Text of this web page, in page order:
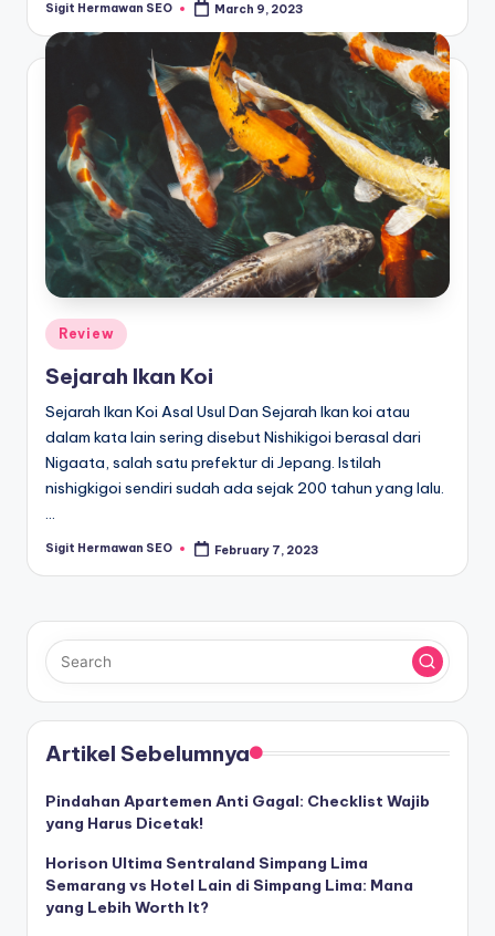
Posted
Sigit Hermawan SEO March 9, 2023
Posted
in
Review
Sejarah Ikan Koi
Sejarah Ikan Koi Asal Usul Dan Sejarah Ikan koi atau
dalam kata lain sering disebut Nishikigoi berasal dari
Nigaata, salah satu prefektur di Jepang. Istilah
nishigkigoi sendiri sudah ada sejak 200 tahun yang lalu.
…
Posted
Sigit Hermawan SEO February 7, 2023
Artikel Sebelumnya
Pindahan Apartemen Anti Gagal: Checklist Wajib
yang Harus Dicetak!
Horison Ultima Sentraland Simpang Lima
Semarang vs Hotel Lain di Simpang Lima: Mana
yang Lebih Worth It?